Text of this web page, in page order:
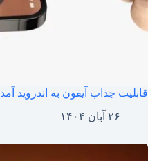
قابلیت جذاب آیفون به اندروید آمد
۲۶ آبان ۱۴۰۴